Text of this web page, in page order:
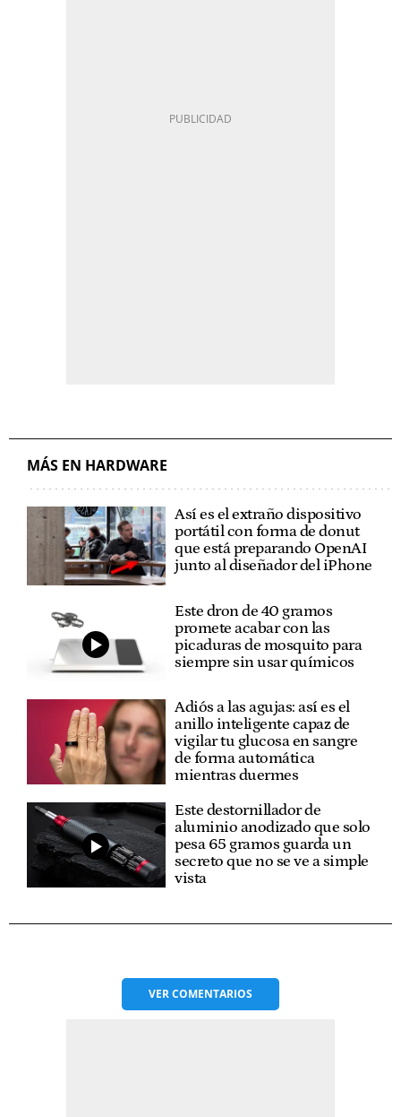
MÁS EN HARDWARE
Así es el extraño dispositivo
portátil con forma de donut
que está preparando OpenAI
junto al diseñador del iPhone
Este dron de 40 gramos
promete acabar con las
picaduras de mosquito para
siempre sin usar químicos
Adiós a las agujas: así es el
anillo inteligente capaz de
vigilar tu glucosa en sangre
de forma automática
mientras duermes
Este destornillador de
aluminio anodizado que solo
pesa 65 gramos guarda un
secreto que no se ve a simple
vista
VERCOMENTARIOS